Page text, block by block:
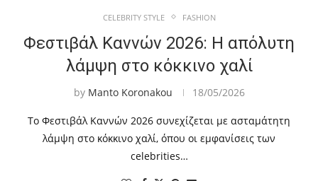
CELEBRITY STYLE FASHION
Φεστιβάλ Καννών 2026: Η απόλυτη
λάμψη στο κόκκινο χαλί
by Manto Koronakou 18/05/2026
Το Φεστιβάλ Καννών 2026 συνεχίζεται με ασταμάτητη
λάμψη στο κόκκινο χαλί, όπου οι εμφανίσεις των
celebrities…